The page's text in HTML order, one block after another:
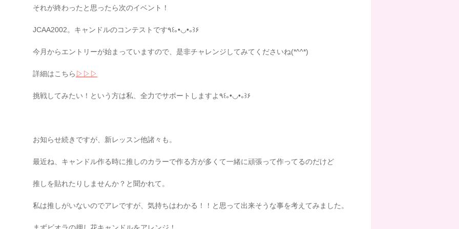
それが終わったと思ったら次のイベント！
JCAA2002。キャンドルのコンテストです ٩꒰｡•◡•｡꒱۶
今月からエントリーが始まっていますので、是非チャレンジしてみてくださいね(*^^*)
詳細はこちら ▷▷▷
挑戦してみたい！という方は私、全力でサポートしますよ ٩꒰｡•◡•｡꒱۶
お知らせ続きですが、新レッスン他諸々も。
最近ね、キャンドル作る時に推しのカラーで作る方が多くて一緒に頑張って作ってるのだけど
推しを貼れたりしませんか？と聞かれて。
私は推しがいないのでアレですが、気持ちはわかる！！と思って出来そうな事を考えてみました。